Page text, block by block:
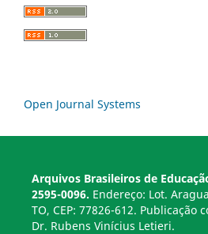
Open Journal Systems
Arquivos Brasileiros de
2595-0096. Endereço: Lot.
TO, CEP: 77826-612. Publicação
Dr. Rubens Vinícius Letieri.